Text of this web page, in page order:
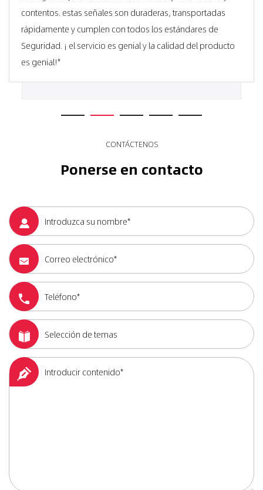
contentos. estas señales son duraderas, transportadas
rápidamente y cumplen con todos los estándares de
Seguridad. ¡ el servicio es genial y la calidad del producto
es genial!"
CONTÁCTENOS
Ponerse en contacto